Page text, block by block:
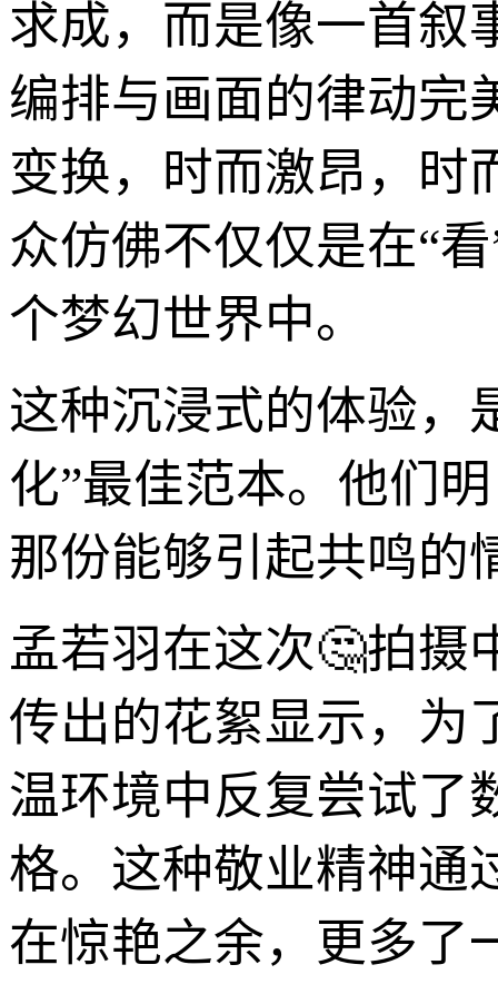
求成，而是像一首叙
编排与画面的律动完
变换，时而激昂，时
众仿佛不仅仅是在“
个梦幻世界中。
这种沉浸式的体验，
化”最佳范本。他们
那份能够引起共鸣的
孟若羽在这次🤔拍摄
传出的花絮显示，为
温环境中反复尝试了
格。这种敬业精神通
在惊艳之余，更多了